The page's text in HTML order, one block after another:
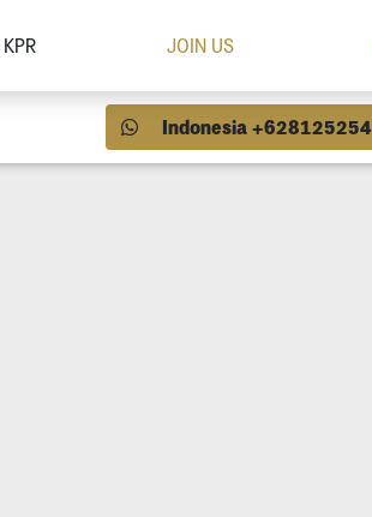
KPR JOIN US
Indonesia